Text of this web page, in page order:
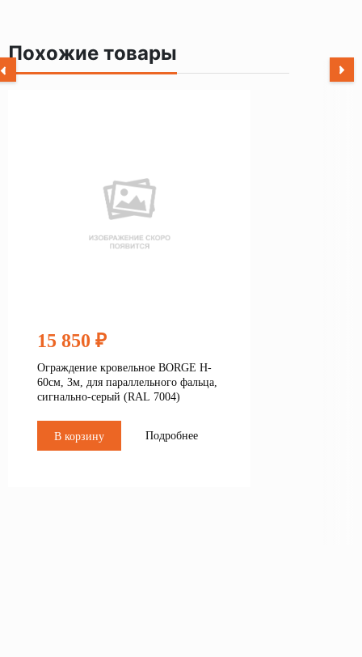
Похожие товары
15 850 ₽
Ограждение кровельное BORGE H-
60см, 3м, для параллельного фальца,
сигнально-серый (RAL 7004)
В корзину Подробнее